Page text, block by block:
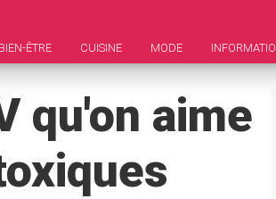
BIEN-ÊTRE CUISINE MODE
qu'on aime